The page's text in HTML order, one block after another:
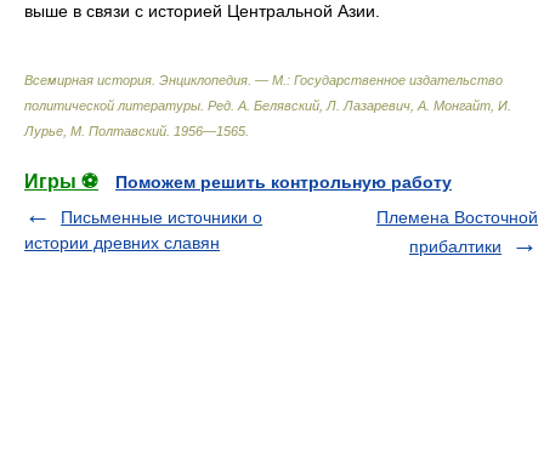
выше в связи с историей Центральной Азии.
Всемирная история. Энциклопедия. — М.: Государственное издательство
политической литературы Ред. А. Белявский, Л. Лазаревич, А. Монгайт, И.
Лурье, М. Полтавский 1956—1565
Игры ⚽
Поможем решить контрольную работу
Письменные источники о
истории древних славян
Племена Восточной
прибалтики